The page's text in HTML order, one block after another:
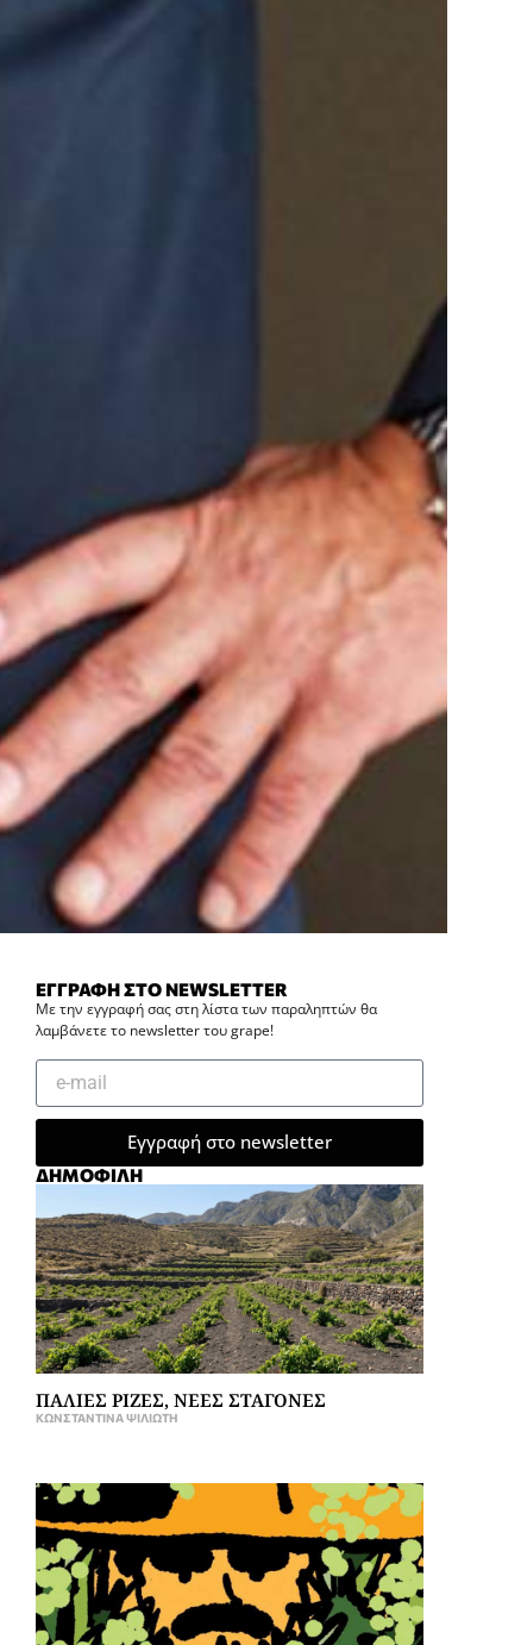
ΕΓΓΡΑΦΗ ΣΤΟ NEWSLETTER
Με την εγγραφή σας στη λίστα των παραληπτών θα
λαμβάνετε το newsletter του grape!
Εγγραφή στο newsletter
ΔΗΜΟΦΙΛΗ
ΠΑΛΙΕΣ ΡΙΖΕΣ, ΝΕΕΣ ΣΤΑΓΟΝΕΣ
ΚΩΝΣΤΑΝΤΊΝΑ ΨΙΛΙΏΤΗ